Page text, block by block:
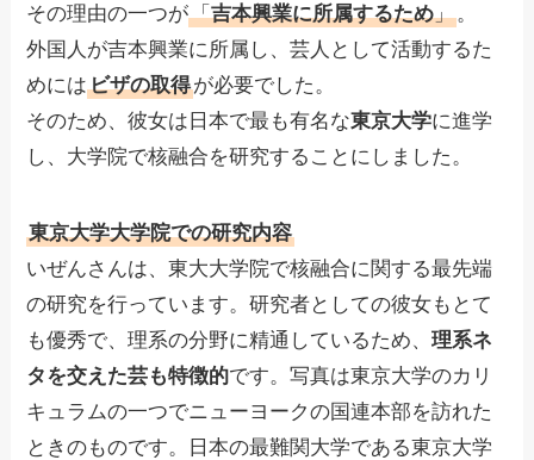
その理由の一つが「吉本興業に所属するため」。
外国人が吉本興業に所属し、芸人として活動するた
めにはビザの取得が必要でした。
そのため、彼女は日本で最も有名な東京大学に進学
し、大学院で核融合を研究することにしました。
東京大学大学院での研究内容
いぜんさんは、東大大学院で核融合に関する最先端
の研究を行っています。研究者としての彼女もとて
も優秀で、理系の分野に精通しているため、理系ネ
タを交えた芸も特徴的です。写真は東京大学のカリ
キュラムの一つでニューヨークの国連本部を訪れた
ときのものです。日本の最難関大学である東京大学